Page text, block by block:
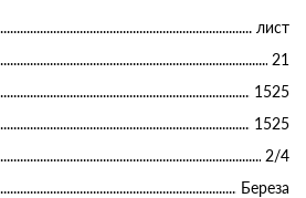
лист
21
1525
1525
2/4
Береза